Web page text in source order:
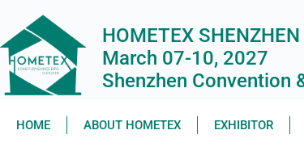
HOMETEX
March 07-10, 2027
Shenzhen Convention
HOME ABOUT HOMETEX EXHIBITOR